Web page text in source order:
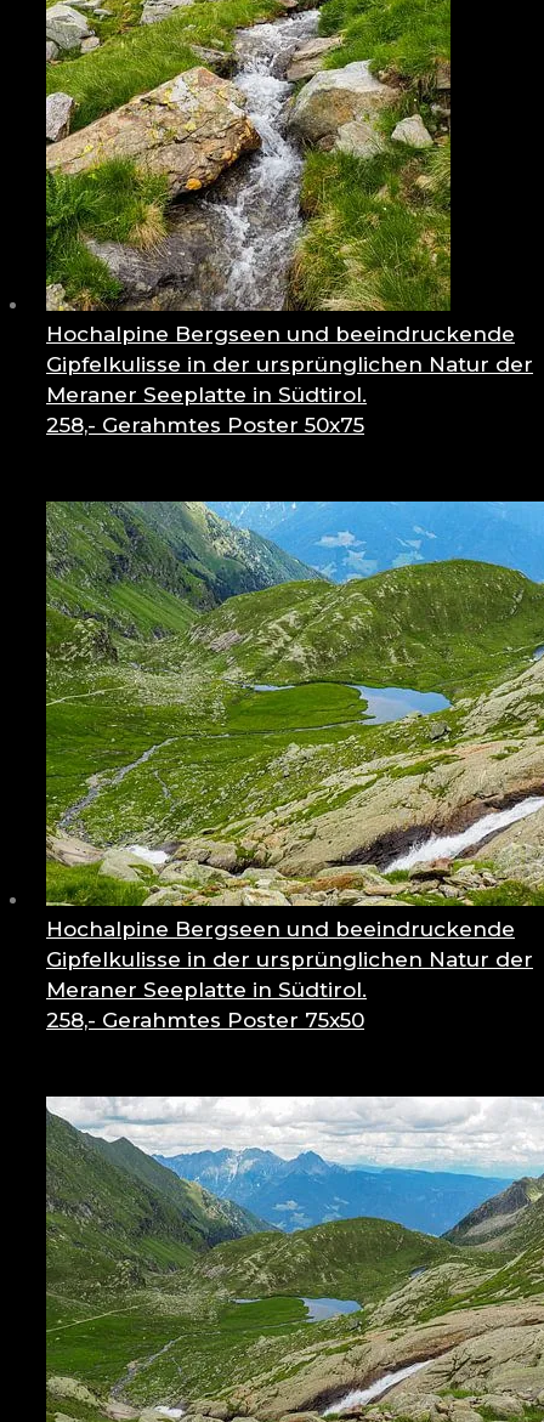
Hochalpine Bergseen und beeindruckende
Gipfelkulisse in der ursprünglichen Natur der
Meraner Seeplatte in Südtirol.
258,- Gerahmtes Poster 50x75
Hochalpine Bergseen und beeindruckende
Gipfelkulisse in der ursprünglichen Natur der
Meraner Seeplatte in Südtirol.
258,- Gerahmtes Poster 75x50